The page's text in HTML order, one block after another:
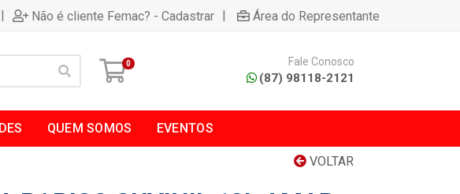
| Não é cliente Femac? - Cadastrar | Área do Representante
0 Fale Conosco
(87) 98118-2121
QUEM SOMOS EVENTOS
VOLTAR